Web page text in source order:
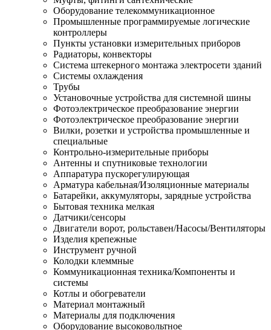
Оборудование телекоммуникационное
Промышленные программируемые логические
контроллеры
Пункты установки измерительных приборов
Радиаторы, конвекторы
Система штекерного монтажа электросети зданий
Системы охлаждения
Трубы
Установочные устройства для системной шины
Фотоэлектрическое преобразование энергии
Фотоэлектрическое преобразование энергии
Вилки, розетки и устройства промышленные и
специальные
Контрольно-измерительные приборы
Антенны и спутниковые технологии
Аппаратура пускорегулирующая
Арматура кабельная/Изоляционные материалы
Батарейки, аккумуляторы, зарядные устройства
Бытовая техника мелкая
Датчики/сенсоры
Двигатели ворот, рольставен/Насосы/Вентиляторы
Изделия крепежные
Инструмент ручной
Колодки клеммные
Коммуникационная техника/Компоненты и
системы
Котлы и обогреватели
Материал монтажный
Материалы для подключения
Оборудование высоковольтное